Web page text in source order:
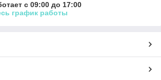
с 09:00 до 17:00
график работы